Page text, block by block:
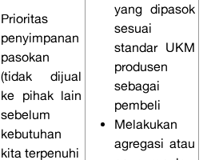
Prioritas
penyimpanan
pasokan
(tidak dijual
ke pihak lain
sebelum
kebutuhan
kita terpenuhi
yang dipasok
sesuai
standar UKM
produsen
sebagai
pembeli
Melakukan
agregasi atau